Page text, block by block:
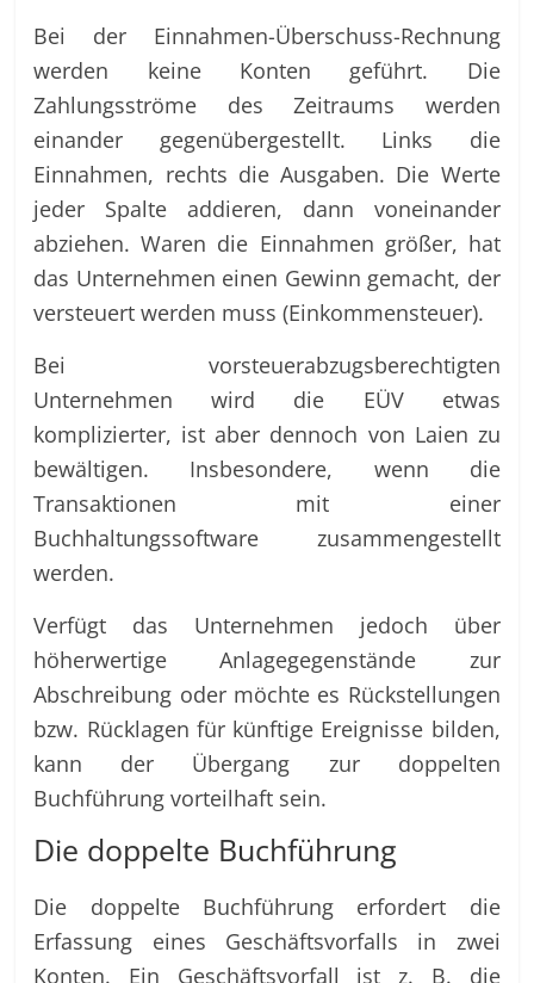
Bei der Einnahmen-Überschuss-Rechnung
werden keine Konten geführt. Die
Zahlungsströme des Zeitraums werden
einander gegenübergestellt. Links die
Einnahmen, rechts die Ausgaben. Die Werte
jeder Spalte addieren, dann voneinander
abziehen. Waren die Einnahmen größer, hat
das Unternehmen einen Gewinn gemacht, der
versteuert werden muss (Einkommensteuer).
Bei vorsteuerabzugsberechtigten
Unternehmen wird die EÜV etwas
komplizierter, ist aber dennoch von Laien zu
bewältigen. Insbesondere, wenn die
Transaktionen mit einer
Buchhaltungssoftware zusammengestellt
werden.
Verfügt das Unternehmen jedoch über
höherwertige Anlagegegenstände zur
Abschreibung oder möchte es Rückstellungen
bzw. Rücklagen für künftige Ereignisse bilden,
kann der Übergang zur doppelten
Buchführung vorteilhaft sein.
Die doppelte Buchführung
Die doppelte Buchführung erfordert die
Erfassung eines Geschäftsvorfalls in zwei
Konten. Ein Geschäftsvorfall ist z. B. die